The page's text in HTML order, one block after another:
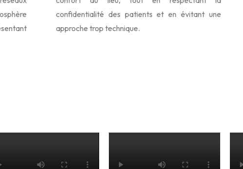
confidentialité des patients et en évitant une
approche trop technique.